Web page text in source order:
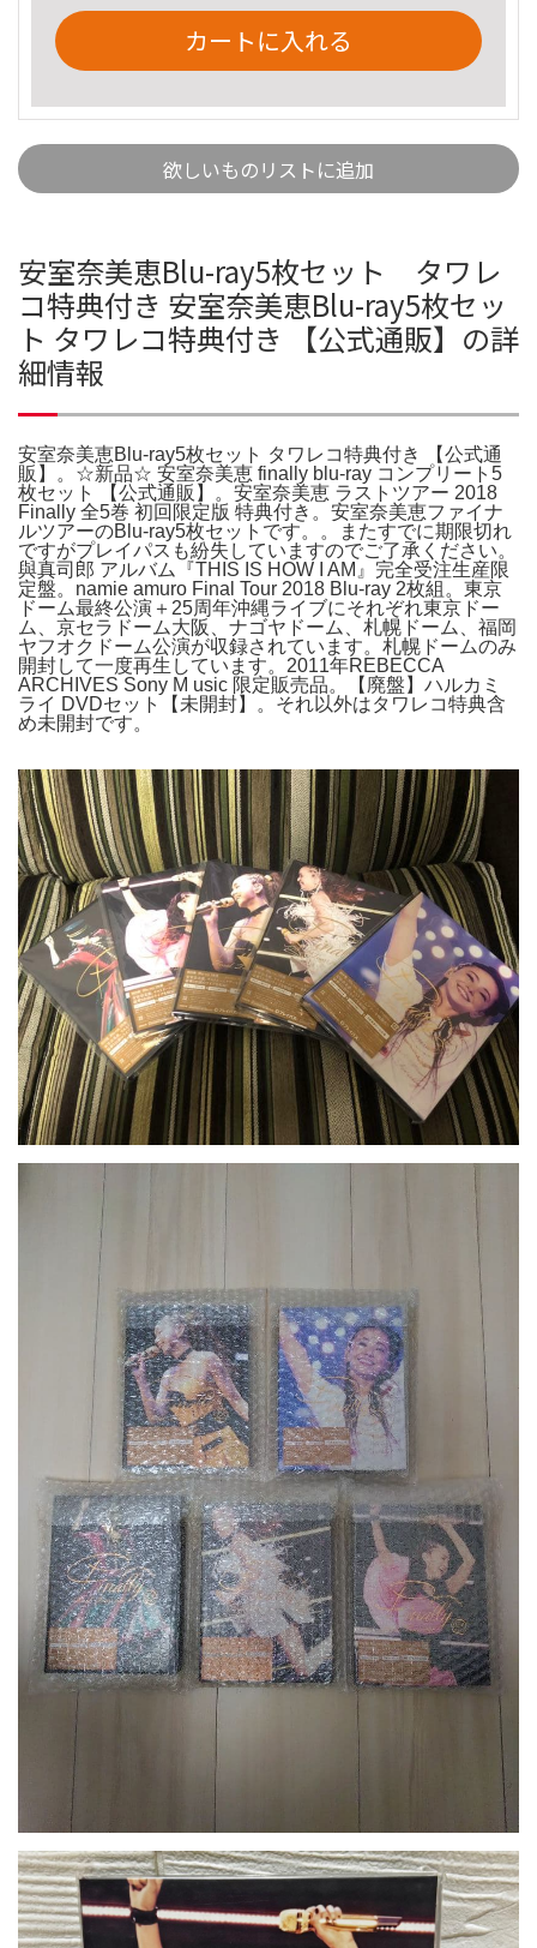
カートに入れる
欲しいものリストに追加
安室奈美恵Blu-ray5枚セット タワレ
コ特典付き 安室奈美恵Blu-ray5枚セッ
ト タワレコ特典付き 【公式通販】の詳
細情報
安室奈美恵Blu-ray5枚セット タワレコ特典付き 【公式通
販】。☆新品☆ 安室奈美恵 finally blu-ray コンプリート5
枚セット 【公式通販】。安室奈美恵 ラストツアー 2018
Finally 全5巻 初回限定版 特典付き。安室奈美恵ファイナ
ルツアーのBlu-ray5枚セットです。。またすでに期限切れ
ですがプレイパスも紛失していますのでご了承ください。
與真司郎 アルバム『THIS IS HOW I AM』完全受注生産限
定盤。namie amuro Final Tour 2018 Blu-ray 2枚組。東京
ドーム最終公演＋25周年沖縄ライブにそれぞれ東京ドー
ム、京セラドーム大阪、ナゴヤドーム、札幌ドーム、福岡
ヤフオクドーム公演が収録されています。札幌ドームのみ
開封して一度再生しています。2011年REBECCA
ARCHIVES Sony M usic 限定販売品。【廃盤】ハルカミ
ライ DVDセット【未開封】。それ以外はタワレコ特典含
め未開封です。